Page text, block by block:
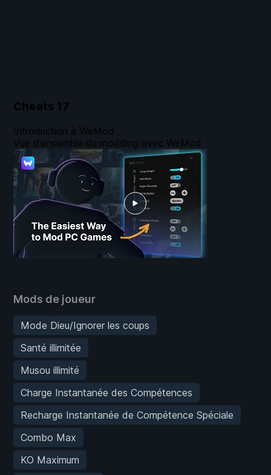
Cheats 17
Mods de joueur
Mode Dieu/Ignorer les coups
Santé illimitée
Musou illimité
Charge Instantanée des Compétences
Recharge Instantanée de Compétence Spéciale
Combo Max
KO Maximum
Introduction à WeMod
Vue d’ensemble du modding avec WeMod